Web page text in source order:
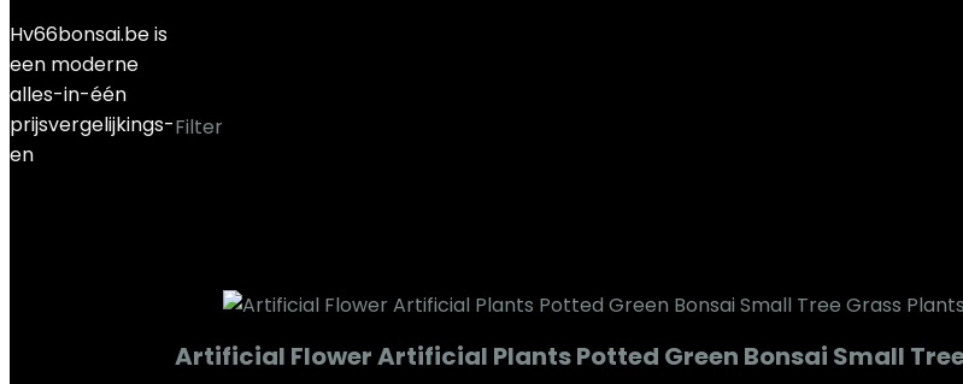
Filter
Artificial Flower Artificial Plants Potted Green Bonsai Small
Hv66bonsai.be is
een moderne
alles-in-één
prijsvergelijkings-
en